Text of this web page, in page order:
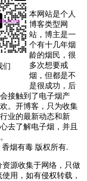
们
本网站是个人
博客类型网
站，博主是一
个有十几年烟
龄的烟民，很
多次想要戒
烟，但都是不
是很成功，后
接触到了电子烟产
。开博客，只为收集
业的最新动态和新
去了解电子烟，并且
香烟有毒 版权所有.
资源收集于网络，只做
用，如有侵权转载，